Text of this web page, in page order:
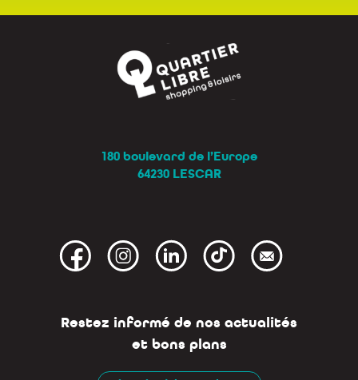
180 boulevard de l’Europe
64230 LESCAR
Restez informé de nos actualités
et bons plans